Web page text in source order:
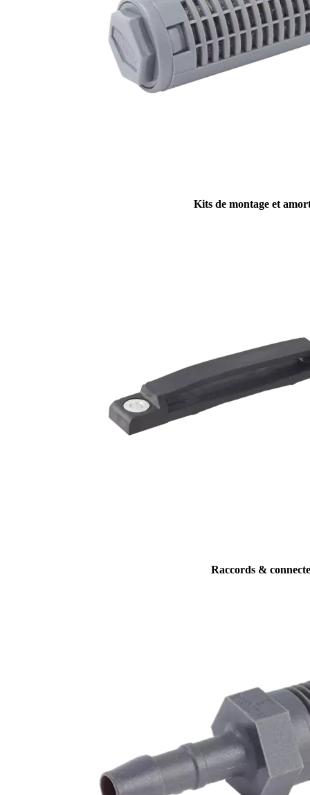
Kits de montage et
Raccords &